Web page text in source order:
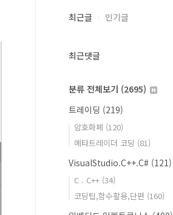
최근글 인기글
최근댓글
분류 전체보기 (2695)
트레이딩 (219)
암호화폐 (120)
메타트레이더 코딩 (81)
VisualStudio.C++.C# (121)
C . C++ (34)
코딩팁,함수활용,단편 (160)